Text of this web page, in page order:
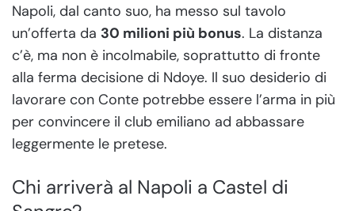
Napoli, dal canto suo, ha messo sul tavolo
un’offerta da 30 milioni più bonus. La distanza
c’è, ma non è incolmabile, soprattutto di fronte
alla ferma decisione di Ndoye. Il suo desiderio di
lavorare con Conte potrebbe essere l’arma in più
per convincere il club emiliano ad abbassare
leggermente le pretese.
Chi arriverà al Napoli a Castel di